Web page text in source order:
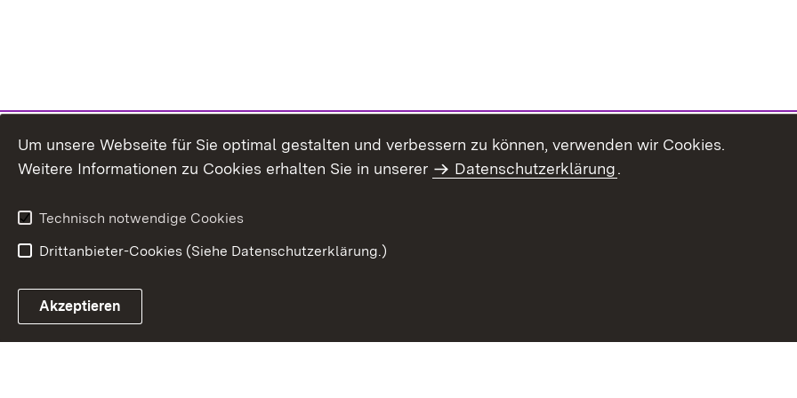
Um unsere Webseite für Sie optimal gestalten und verbessern zu können, verwenden wir Cookies.
Weitere Informationen zu Cookies erhalten Sie in unserer
Datenschutzerklärung.
Technisch notwendige Cookies
Drittanbieter-Cookies (Siehe Datenschutzerklärung.)
Akzeptieren